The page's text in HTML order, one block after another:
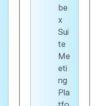
be
x
Sui
te
Me
eti
ng
Pla